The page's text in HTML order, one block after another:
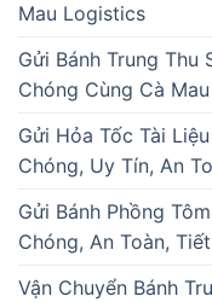
Mau Logistics
Gửi Bánh Trung Thu
Chóng Cùng Cà
Gửi Hỏa Tốc Tài
Chóng, Uy Tín, An
Gửi Bánh Phồng
Chóng, An Toàn,
Vận Chuyển Bánh